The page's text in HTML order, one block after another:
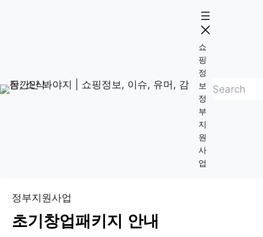
로
쇼
핑
정
보
정
부
지
원
사
업
검
정부지원사업
초기창업패키지 안내